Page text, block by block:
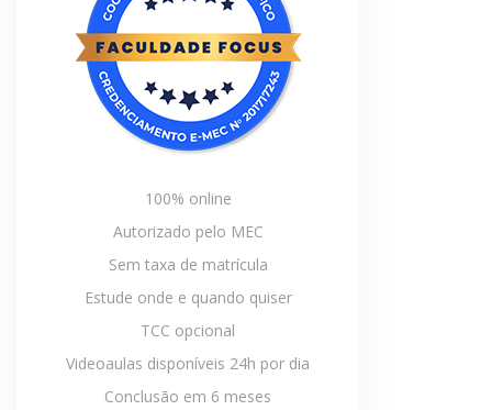
100% online
Autorizado pelo MEC
Sem taxa de matrícula
Estude onde e quando quiser
TCC opcional
Videoaulas disponíveis 24h por dia
Conclusão em 6 meses